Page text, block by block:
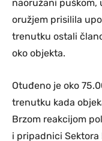
naoružani
oružjem prisilila
trenutku ostali
oko objekta.
Otuđeno je oko
trenutku kada
Brzom reakcijom
i pripadnici Sektora